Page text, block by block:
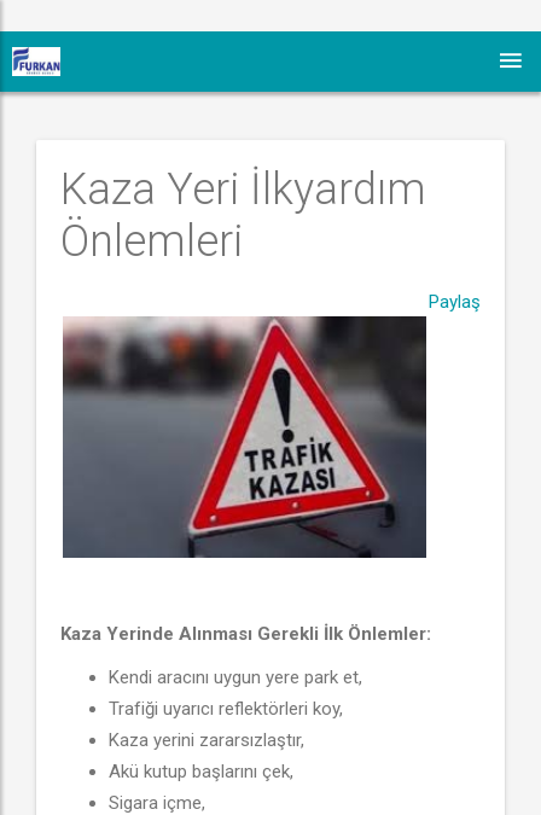
Kaza Yeri İlkyardım
Önlemleri
Paylaş
Kaza Yerinde Alınması Gerekli İlk Önlemler:
Kendi aracını uygun yere park et,
Trafiği uyarıcı reflektörleri koy,
Kaza yerini zararsızlaştır,
Akü kutup başlarını çek,
Sigara içme,